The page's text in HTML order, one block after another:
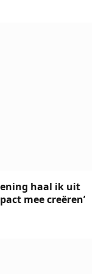
haal ik uit
mee creëren’